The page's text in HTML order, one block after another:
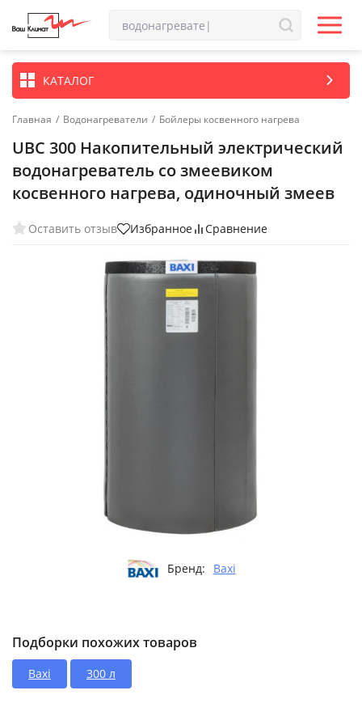
КАТАЛОГ
Главная / Водонагреватели / Бойлеры косвенного нагрева
UBC 300 Накопительный электрический
водонагреватель со змеевиком
косвенного нагрева, одиночный змеев
Оставить отзыв Избранное Сравнение
Бренд: Baxi
Подборки похожих товаров
Baxi 300 л